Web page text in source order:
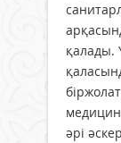
қалады.
әрі